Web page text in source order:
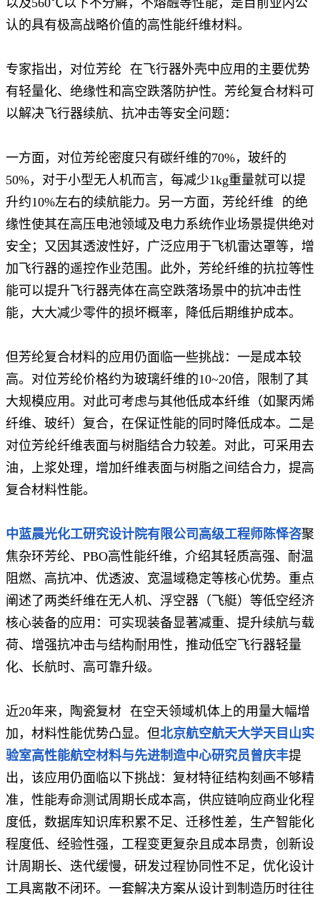
以及560℃以下不分解，不熔融等性能，是目前业内公
认的具有极高战略价值的高性能纤维材料。
专家指出， 对位芳纶
在飞行器外壳中应用的主要优势
有轻量化、绝缘性和高空跌落防护性。芳纶复合材料可
以解决飞行器续航、抗冲击等安全问题：
一方面，对位芳纶密度只有碳纤维的70%，玻纤的
50%，对于小型无人机而言，每减少1kg重量就可以提
升约10%左右的续航能力。另一方面， 芳纶纤维
的绝
缘性使其在高压电池领域及电力系统作业场景提供绝对
安全；又因其透波性好，广泛应用于飞机雷达罩等，增
加飞行器的遥控作业范围。此外，芳纶纤维的抗拉等性
能可以提升飞行器壳体在高空跌落场景中的抗冲击性
能，大大减少零件的损坏概率，降低后期维护成本。
但芳纶复合材料的应用仍面临一些挑战：一是成本较
高。对位芳纶价格约为玻璃纤维的10~20倍，限制了其
大规模应用。对此可考虑与其他低成本纤维（如聚丙烯
纤维、玻纤）复合，在保证性能的同时降低成本。二是
对位芳纶纤维表面与树脂结合力较差。对此，可采用去
油，上浆处理，增加纤维表面与树脂之间结合力，提高
复合材料性能。
中蓝晨光化工研究设计院有限公司高级工程师陈怿咨聚
焦杂环芳纶、PBO高性能纤维，介绍其轻质高强、耐温
阻燃、高抗冲、优透波、宽温域稳定等核心优势。重点
阐述了两类纤维在无人机、浮空器（飞艇）等低空经济
核心装备的应用：可实现装备显著减重、提升续航与载
荷、增强抗冲击与结构耐用性，推动低空飞行器轻量
化、长航时、高可靠升级。
近20年来， 陶瓷复材 在空天领域机体上的用量大幅增
加，材料性能优势凸显。但北京航空航天大学天目山实
验室高性能航空材料与先进制造中心研究员曾庆丰提
出，该应用仍面临以下挑战：复材特征结构刻画不够精
准，性能寿命测试周期长成本高，供应链响应商业化程
度低，数据库知识库积累不足、迁移性差，生产智能化
程度低、经验性强，工程变更复杂且成本昂贵，创新设
计周期长、迭代缓慢，研发过程协同性不足，优化设计
工具离散不闭环。一套解决方案从设计到制造历时往往